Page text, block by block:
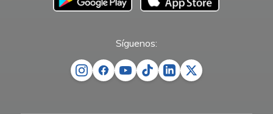
–
Síguenos: